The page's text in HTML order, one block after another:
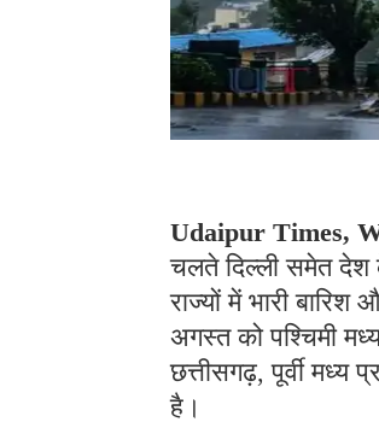
Udaipur Times,
चलते दिल्ली समेत देश
राज्यों में भारी
अगस्त को पश्चिमी
छत्तीसगढ़, पूर्वी मध्य
है।